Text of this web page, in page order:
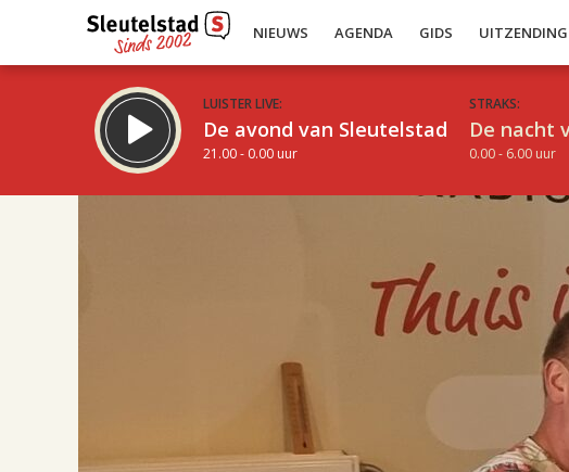
NIEUWS AGENDA GIDS
LUISTER LIVE:
De avond van Sleutelstad
21.00 - 0.00 uur
STRAKS:
De nacht
0.00 - 6.00 uur